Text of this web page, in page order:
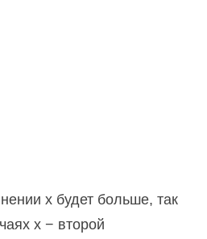
x будет больше, так
x − второй